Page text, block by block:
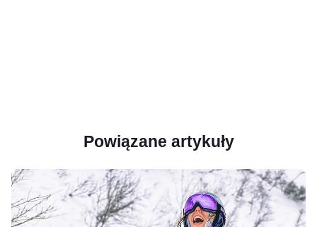
Powiązane artykuły